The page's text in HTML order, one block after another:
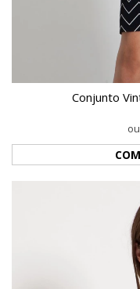
Conjunto